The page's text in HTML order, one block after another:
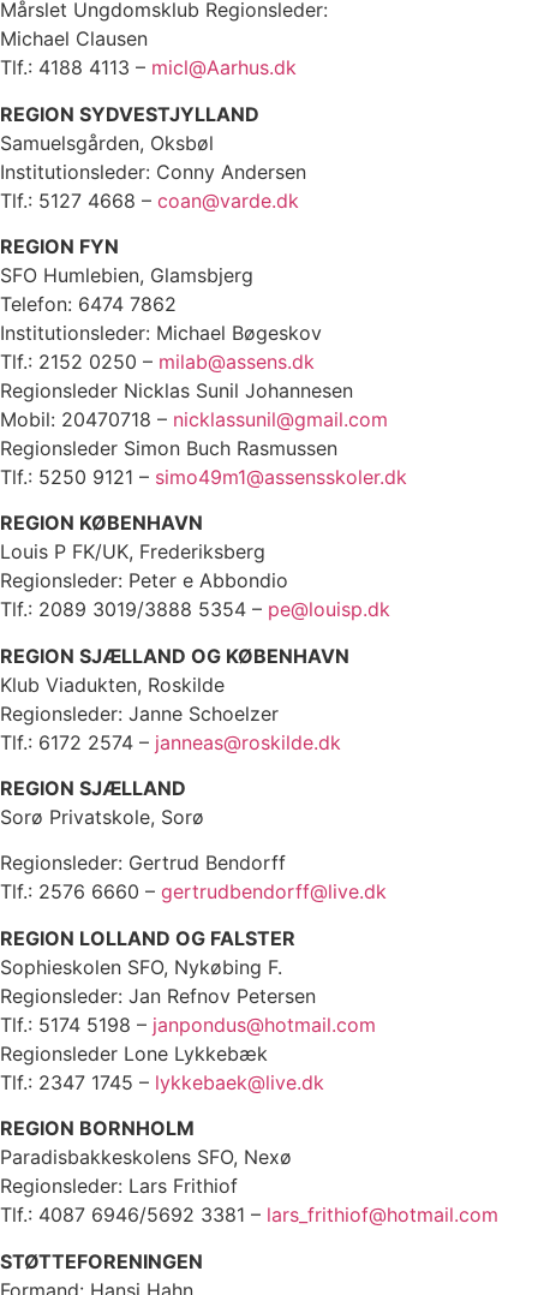
Mårslet Ungdomsklub Regionsleder:
Michael Clausen
Tlf.: 4188 4113 – micl@Aarhus.dk
REGION SYDVESTJYLLAND
Samuelsgården, Oksbøl
Institutionsleder: Conny Andersen
Tlf.: 5127 4668 – coan@varde.dk
REGION FYN
SFO Humlebien, Glamsbjerg
Telefon: 6474 7862
Institutionsleder: Michael Bøgeskov
Tlf.: 2152 0250 – milab@assens.dk
Regionsleder Nicklas Sunil Johannesen
Mobil: 20470718 – nicklassunil@gmail.com
Regionsleder Simon Buch Rasmussen
Tlf.: 5250 9121 – simo49m1@assensskoler.dk
REGION KØBENHAVN
Louis P FK/UK, Frederiksberg
Regionsleder: Peter e Abbondio
Tlf.: 2089 3019/3888 5354 – pe@louisp.dk
REGION SJÆLLAND OG KØBENHAVN
Klub Viadukten, Roskilde
Regionsleder: Janne Schoelzer
Tlf.: 6172 2574 – janneas@roskilde.dk
REGION SJÆLLAND
Sorø Privatskole, Sorø
Regionsleder: Gertrud Bendorff
Tlf.: 2576 6660 – gertrudbendorff@live.dk
REGION LOLLAND OG FALSTER
Sophieskolen SFO, Nykøbing F.
Regionsleder: Jan Refnov Petersen
Tlf.: 5174 5198 – janpondus@hotmail.com
Regionsleder Lone Lykkebæk
Tlf.: 2347 1745 – lykkebaek@live.dk
REGION BORNHOLM
Paradisbakkeskolens SFO, Nexø
Regionsleder: Lars Frithiof
Tlf.: 4087 6946/5692 3381 – lars_frithiof@hotmail.com
STØTTEFORENINGEN
Formand: Hansi Hahn